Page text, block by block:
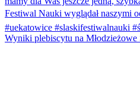
Wyniki plebiscytu na Młodzieżowe